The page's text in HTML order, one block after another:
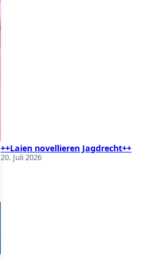
++Laien novellieren Jagdrecht++
20. Juli 2026